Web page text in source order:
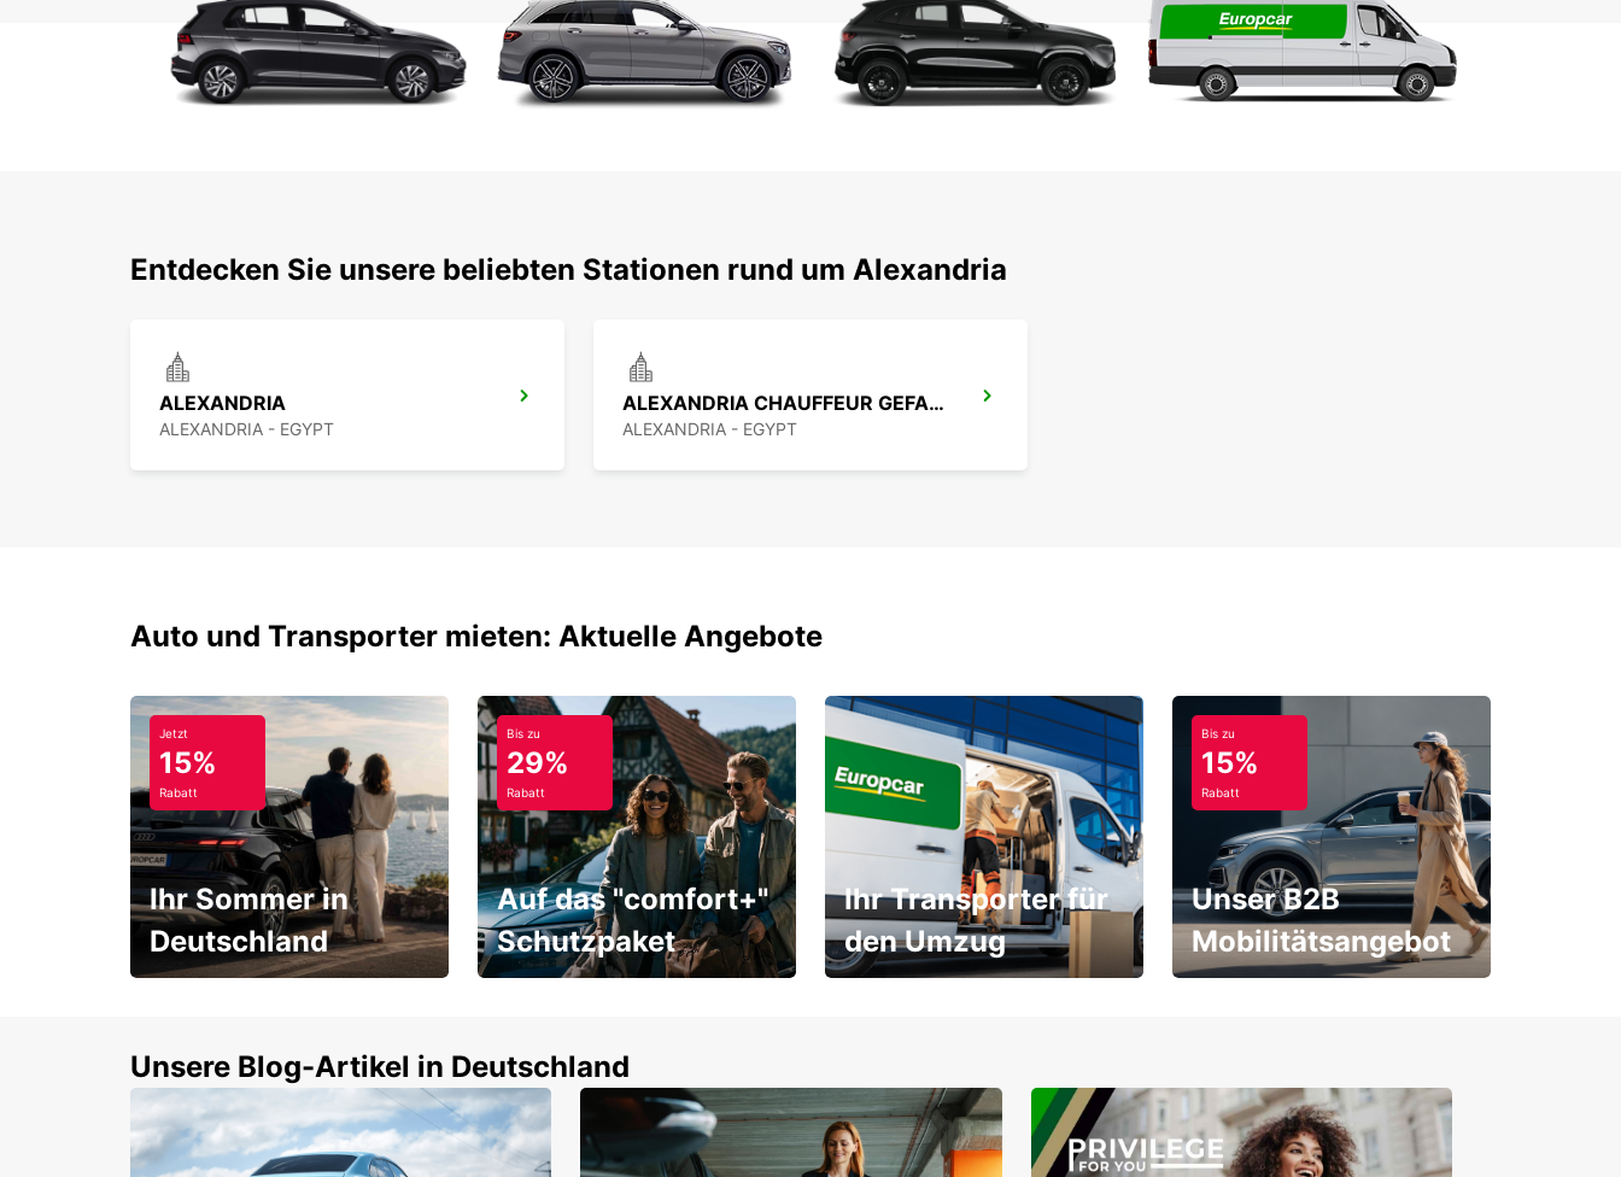
Entdecken Sie unsere beliebten Stationen rund um Alexandria
ALEXANDRIA
ALEXANDRIA - EGYPT
ALEXANDRIA CHAUFFEUR GEFAHREN
ALEXANDRIA - EGYPT
Auto und Transporter mieten: Aktuelle Angebote
Jetzt
15%
Rabatt
Ihr Sommer in
Deutschland
Bis zu
29%
Rabatt
Auf das "comfort+"
Schutzpaket
buchen!
Ihr Transporter für
den Umzug
Bis zu
15%
Rabatt
Unser B2B
Mobilitätsangebot
Unsere Blog-Artikel in Deutschland